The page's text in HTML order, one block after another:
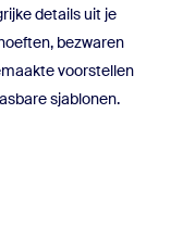
details uit je
bezwaren
voorstellen
sjablonen.